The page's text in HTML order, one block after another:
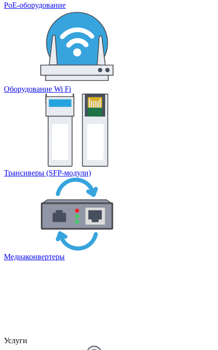
PoE-оборудование
Оборудование Wi Fi
Трансиверы (SFP-модули)
Медиаконвертеры
Услуги